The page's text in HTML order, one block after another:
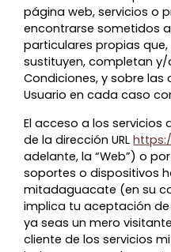
página web, servicios o
encontrarse sometidos
particulares propias
sustituyen, completan
Condiciones, y sobre
Usuario en cada caso
El acceso a los
de la dirección URL
adelante, la “Web”) o
soportes o dispositivos
mitadaguacate (en su
implica tu aceptación
ya seas un mero
cliente de los servicios